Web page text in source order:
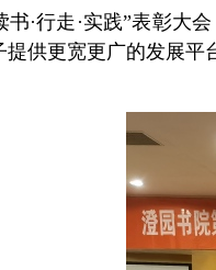
·行走·实践”表彰大
供更宽更广的发展平